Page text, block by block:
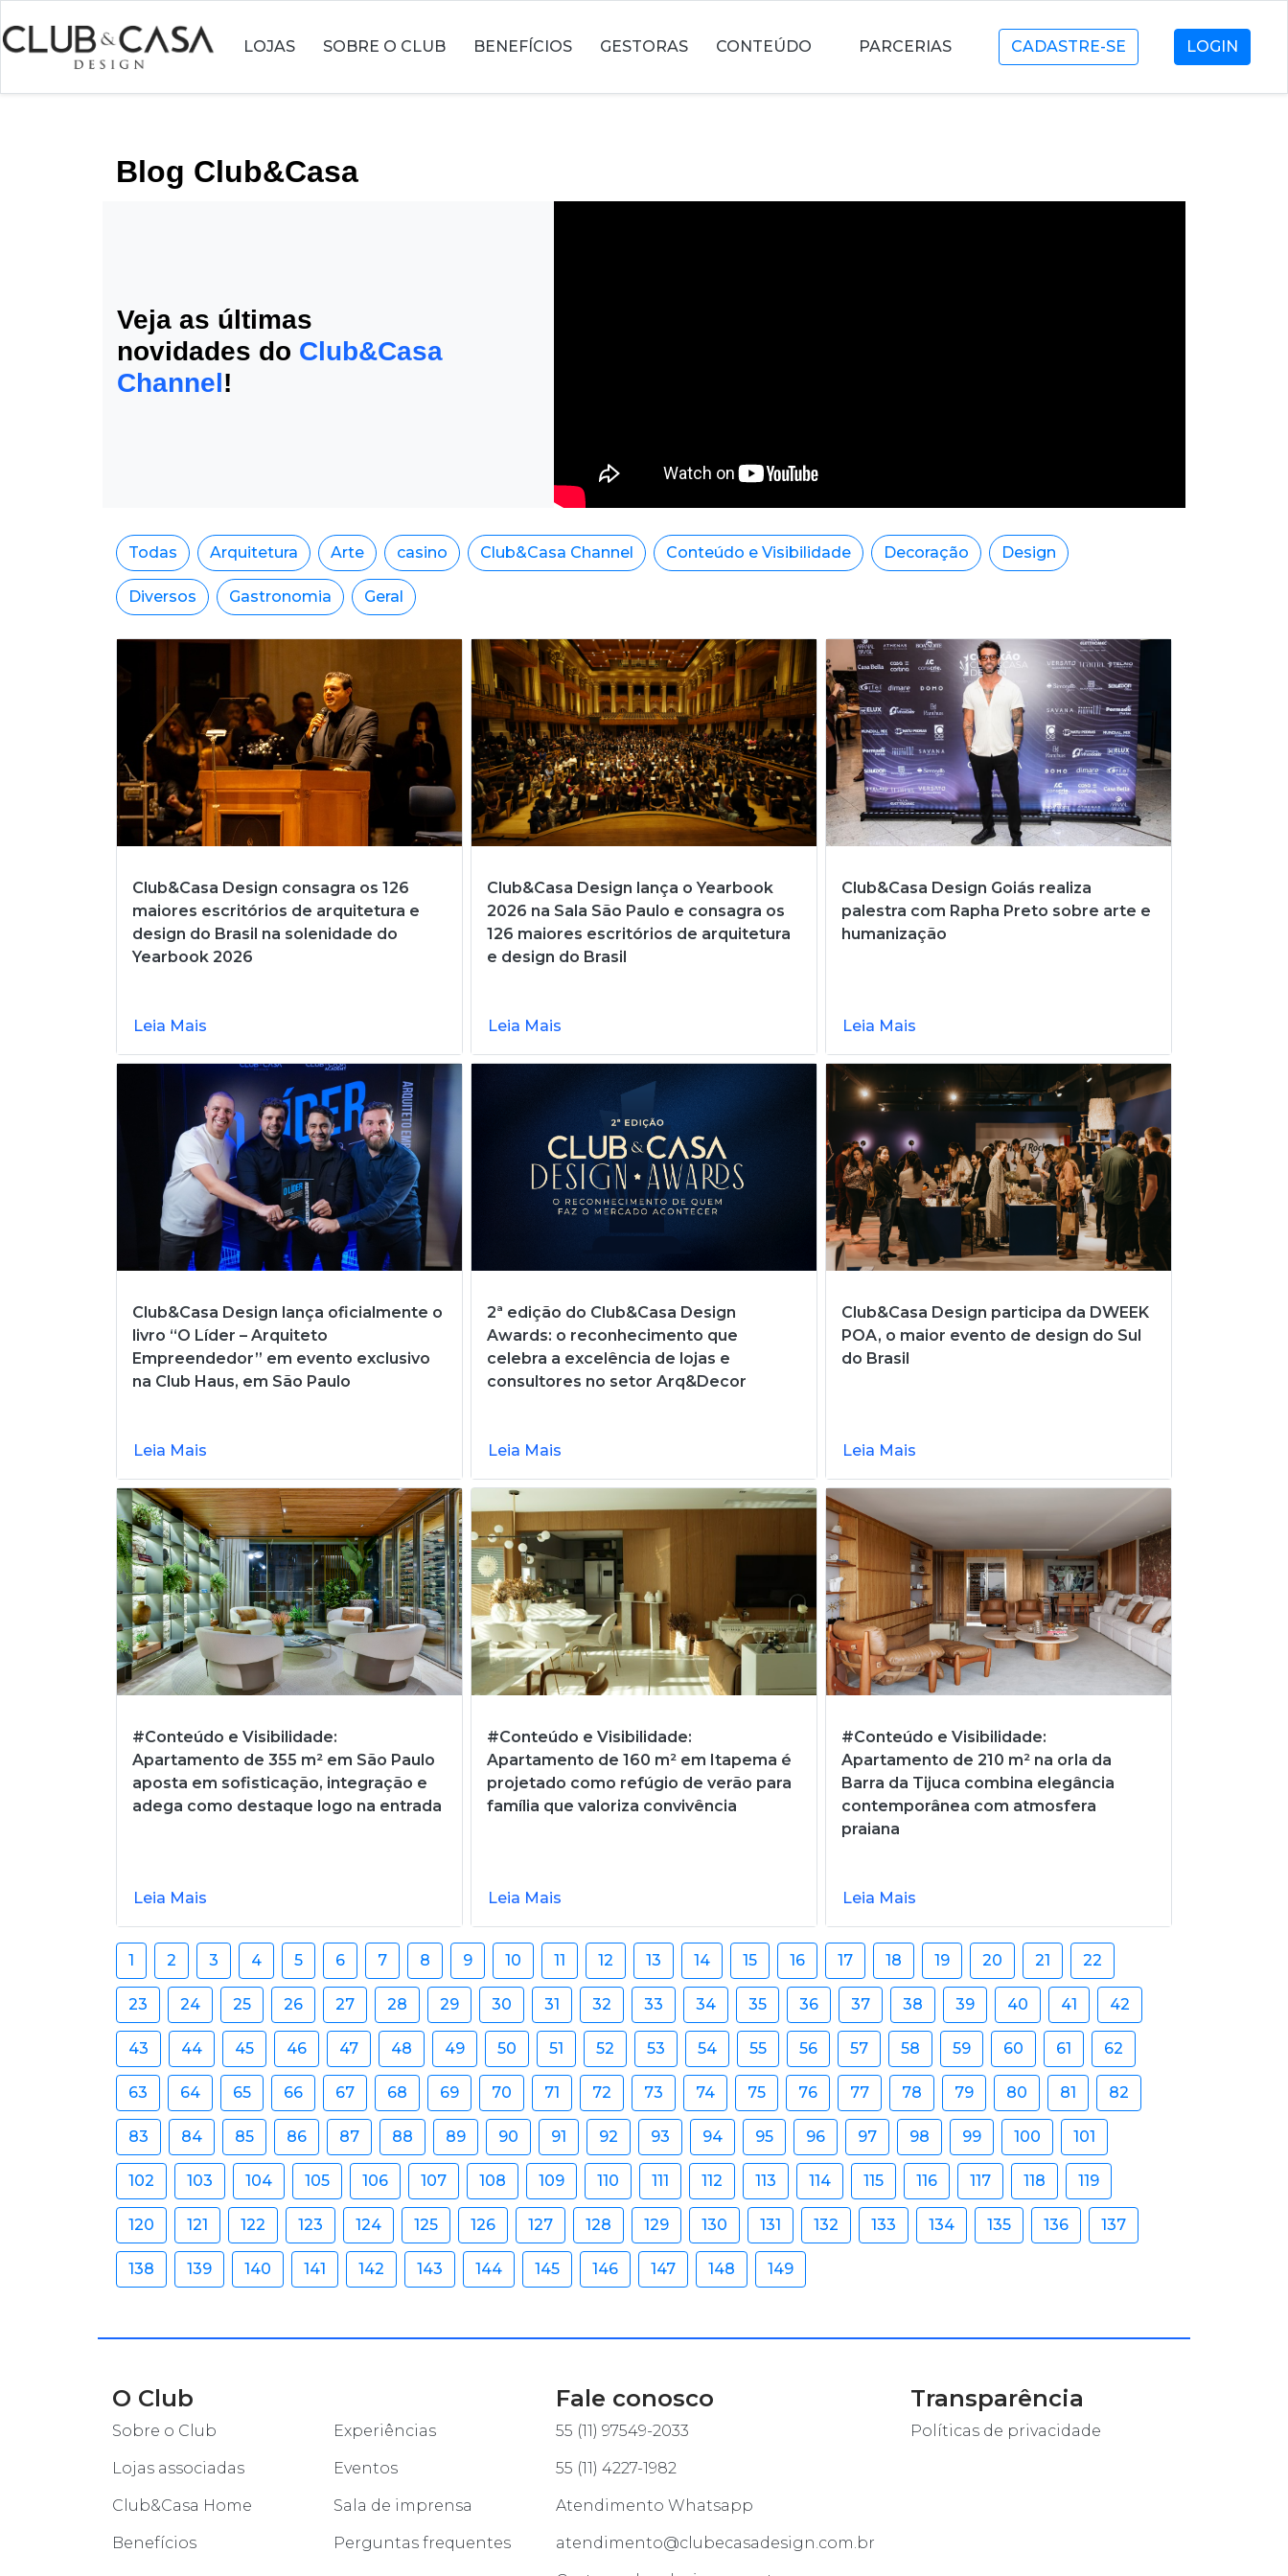
LOJAS SOBRE O CLUB BENEFÍCIOS GESTORAS CONTEÚDO PARCERIAS CADASTRE-SE LOGIN
Blog Club&Casa
Veja as últimas
novidades do Club&Casa
Channel!
Todas Arquitetura Arte casino Club&Casa Channel Conteúdo e Visibilidade Decoração Design
Diversos Gastronomia Geral
Club&Casa Design consagra os 126
maiores escritórios de arquitetura e
design do Brasil na solenidade do
Yearbook 2026
Leia Mais
Club&Casa Design lança o Yearbook
2026 na Sala São Paulo e consagra os
126 maiores escritórios de arquitetura
e design do Brasil
Leia Mais
Club&Casa Design Goiás realiza
palestra com Rapha Preto sobre arte e
humanização
Leia Mais
Club&Casa Design lança oficialmente o
livro “O Líder – Arquiteto
Empreendedor” em evento exclusivo
na Club Haus, em São Paulo
Leia Mais
2ª edição do Club&Casa Design
Awards: o reconhecimento que
celebra a excelência de lojas e
consultores no setor Arq&Decor
Leia Mais
Club&Casa Design participa da DWEEK
POA, o maior evento de design do Sul
do Brasil
Leia Mais
#Conteúdo e Visibilidade:
Apartamento de 355 m² em São Paulo
aposta em sofisticação, integração e
adega como destaque logo na entrada
Leia Mais
#Conteúdo e Visibilidade:
Apartamento de 160 m² em Itapema é
projetado como refúgio de verão para
família que valoriza convivência
Leia Mais
#Conteúdo e Visibilidade:
Apartamento de 210 m² na orla da
Barra da Tijuca combina elegância
contemporânea com atmosfera
praiana
Leia Mais
1 2 3 4 5 6 7 8 9 10 11 12 13 14 15 16 17 18 19 20 21 22
23 24 25 26 27 28 29 30 31 32 33 34 35 36 37 38 39 40 41 42
43 44 45 46 47 48 49 50 51 52 53 54 55 56 57 58 59 60 61 62
63 64 65 66 67 68 69 70 71 72 73 74 75 76 77 78 79 80 81 82
83 84 85 86 87 88 89 90 91 92 93 94 95 96 97 98 99 100 101
102 103 104 105 106 107 108 109 110 111 112 113 114 115 116 117 118 119
120 121 122 123 124 125 126 127 128 129 130 131 132 133 134 135 136 137
138 139 140 141 142 143 144 145 146 147 148 149
O Club
Sobre o Club
Lojas associadas
Club&Casa Home
Benefícios
Experiências
Eventos
Sala de imprensa
Perguntas frequentes
Fale conosco
55 (11) 97549-2033
55 (11) 4227-1982
Atendimento Whatsapp
atendimento@clubecasadesign.com.br
Transparência
Políticas de privacidade